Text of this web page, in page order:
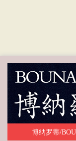
博纳罗蒂/